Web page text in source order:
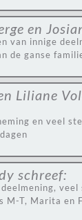
en
van innige
de ganse
Liliane
en veel
schreef:
M-T, Marita en